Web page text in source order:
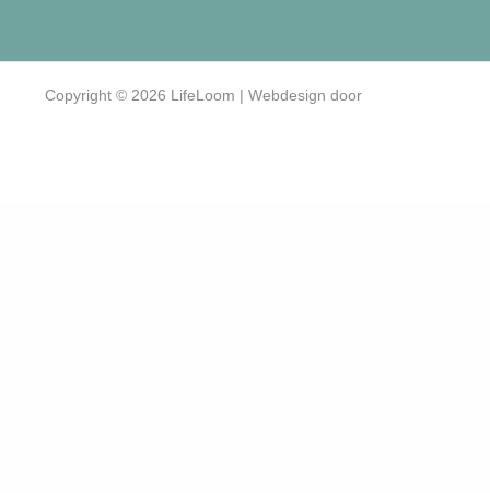
Copyright © 2026 LifeLoom | Webdesign door